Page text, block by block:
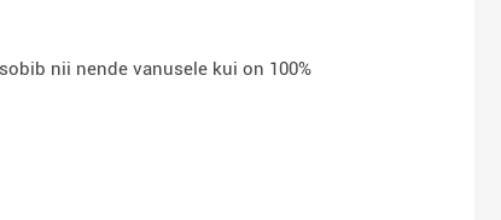
nii nende vanusele kui on 100%